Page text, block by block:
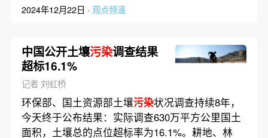
2024年12月22日 · 观点频道
中国公开土壤污染调查结果
超标16.1%
记者 刘虹桥
环保部、国土资源部土壤污染状况调查持续8年，
今天终于公布结果：实际调查630万平方公里国土
面积，土壤总的点位超标率为16.1%。耕地、林